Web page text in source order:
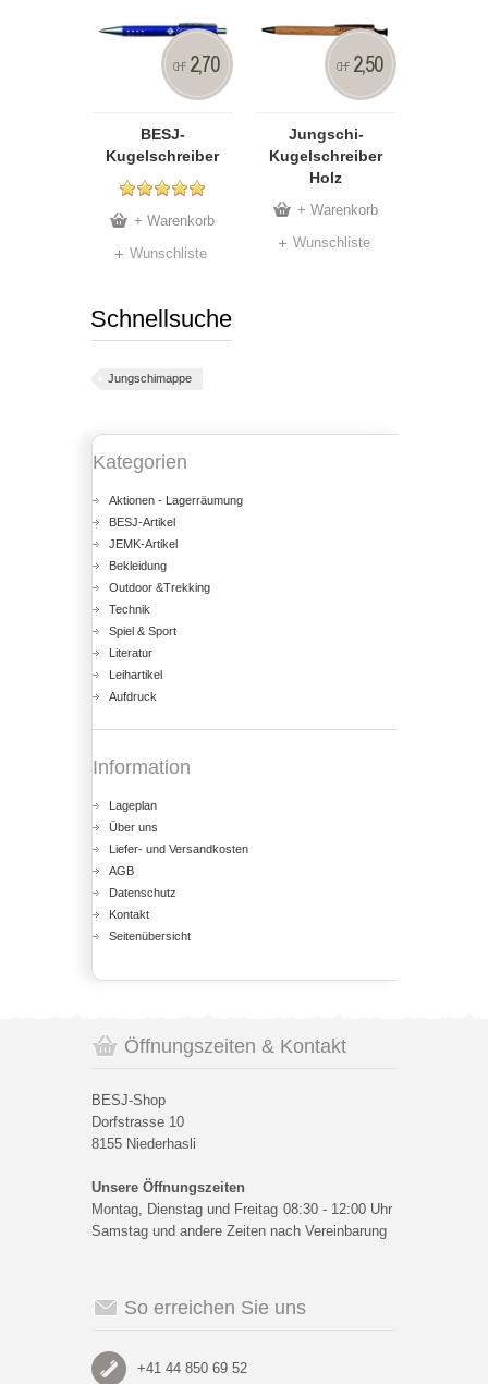
BESJ-
Kugelschreiber
CHF 2,70
+ Warenkorb
Wunschliste
Jungschi-
Kugelschreiber
Holz
CHF 2,50
+ Warenkorb
Wunschliste
Schnellsuche
Jungschimappe
Kategorien
Aktionen - Lagerräumung
BESJ-Artikel
JEMK-Artikel
Bekleidung
Outdoor &Trekking
Technik
Spiel & Sport
Literatur
Leihartikel
Aufdruck
Information
Lageplan
Über uns
Liefer- und Versandkosten
AGB
Datenschutz
Kontakt
Seitenübersicht
Öffnungszeiten & Kontakt
BESJ-Shop
Dorfstrasse 10
8155 Niederhasli
Unsere Öffnungszeiten
Montag, Dienstag und Freitag 08:30 - 12:00 Uhr
Samstag und andere Zeiten nach Vereinbarung
So erreichen Sie uns
+41 44 850 69 52